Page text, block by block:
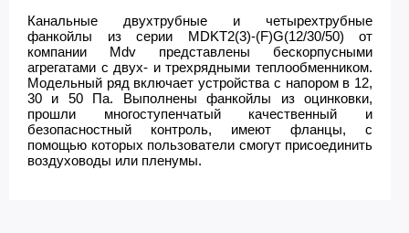
Канальные двухтрубные и четырехтрубные
фанкойлы из серии MDKT2(3)-(F)G(12/30/50) от
компании Mdv представлены бескорпусными
агрегатами с двух- и трехрядными теплообменником.
Модельный ряд включает устройства с напором в 12,
30 и 50 Па. Выполнены фанкойлы из оцинковки,
прошли многоступенчатый качественный и
безопасностный контроль, имеют фланцы, с
помощью которых пользователи смогут присоединить
воздуховоды или пленумы.